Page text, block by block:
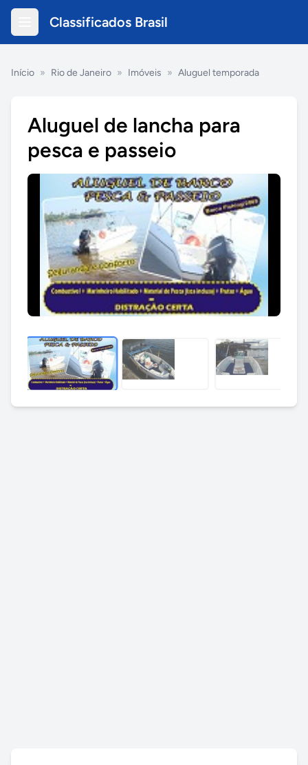
Classificados Brasil
Início » Rio de Janeiro » Imóveis » Aluguel temporada
Aluguel de lancha para
pesca e passeio